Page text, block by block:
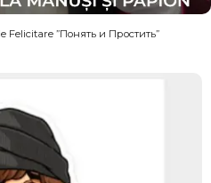
Felicitare ”Понять и Простить”